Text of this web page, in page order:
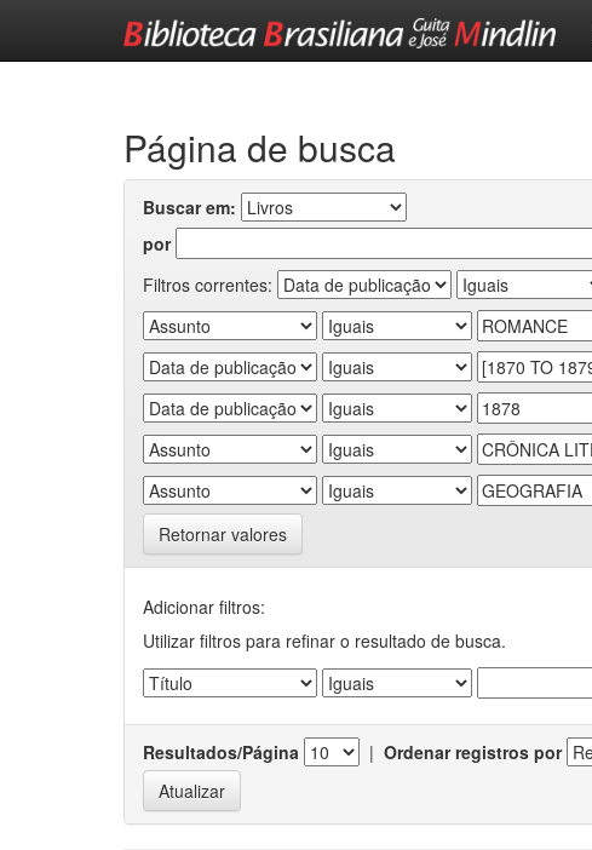
Página de busca
Buscar em:
por
Filtros correntes:
Retornar valores
Adicionar filtros:
Utilizar filtros para refinar o resultado de busca.
Resultados/Página | Ordenar registros por